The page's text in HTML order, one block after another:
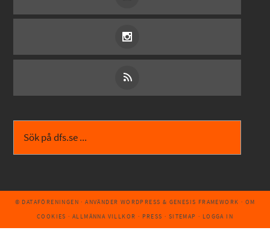
© DATAFÖRENINGEN · ANVÄNDER WORDPRESS & GENESIS FRAMEWORK · OM
COOKIES · ALLMÄNNA VILLKOR · PRESS · SITEMAP · LOGGA IN